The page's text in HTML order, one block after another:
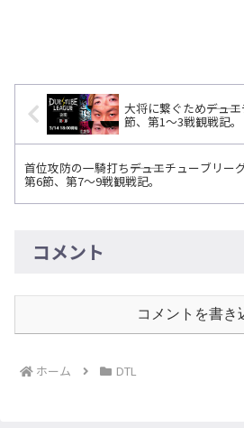
大将に繋ぐため―――デ
節、第1～3戦観戦記。
首位攻防の一騎打ち―――デュエチューブリー
第6節、第7～9戦観戦記。
コメント
コメントを書き
ホーム DTL